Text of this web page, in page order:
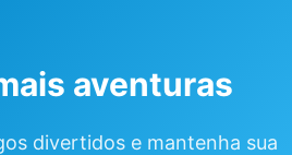
aventuras
divertidos e mantenha sua